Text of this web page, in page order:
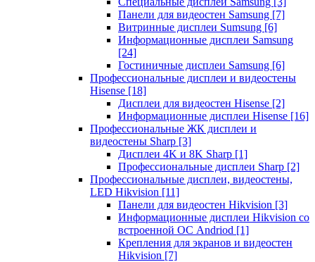
Панели для видеостен Samsung [7]
Витринные дисплеи Sumsung [6]
Информационные дисплеи Samsung
[24]
Гостиничные дисплеи Samsung [6]
Профессиональные дисплеи и видеостены
Hisense [18]
Дисплеи для видеостен Hisense [2]
Информационные дисплеи Hisense [16]
Профессиональные ЖК дисплеи и
видеостены Sharp [3]
Дисплеи 4K и 8K Sharp [1]
Профессиональные дисплеи Sharp [2]
Профессиональные дисплеи, видеостены,
LED Hikvision [11]
Панели для видеостен Hikvision [3]
Информационные дисплеи Hikvision со
встроенной ОС Andriod [1]
Крепления для экранов и видеостен
Hikvision [7]